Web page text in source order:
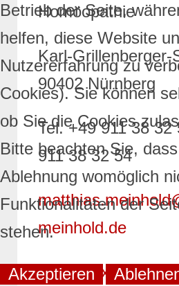
Homöopathie
Karl-Grillenberger-
90402 Nürnberg
Tel. +49 911 38
911 38 32 54
meinhold.de
www.praxis-dr-
Betrieb der Seite,
helfen, diese Website
Nutzererfahrung zu
Cookies). Sie können
ob Sie die Cookies
Bitte beachten Sie,
Ablehnung womöglich
Funktionalitäten der
stehen.
Akzeptieren